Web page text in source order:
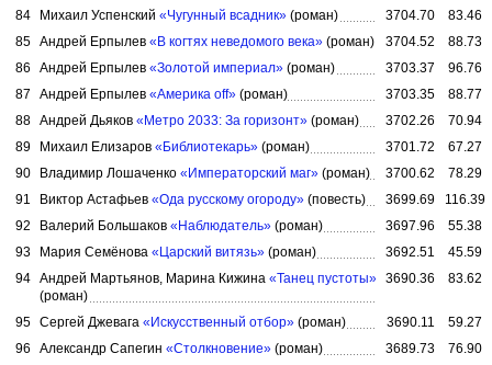
84
Михаил Успенский «Чугунный всадник» (роман) 3704.70
83.46
85 Андрей Ерпылев «В когтях неведомого века» (роман) 3704.52
88.73
86
Андрей Ерпылев «Золотой империал» (роман) 3703.37
96.76
87
Андрей Ерпылев «Америка off» (роман) 3703.35
88.77
88 Андрей Дьяков «Метро 2033: За горизонт» (роман) 3702.26
70.94
89
Михаил Елизаров «Библиотекарь» (роман) 3701.72
67.27
90
Владимир Лошаченко «Императорский маг» (роман) 3700.62
78.29
91
Виктор Астафьев «Ода русскому огороду» (повесть) 3699.69
116.39
92
Валерий Большаков «Наблюдатель» (роман) 3697.96
55.38
93
Мария Семёнова «Царский витязь» (роман) 3692.51
45.59
94 Андрей Мартьянов, Марина Кижина «Танец пустоты»
(роман)
3690.36 83.62
95 Сергей Джевага «Искусственный отбор» (роман) 3690.11
59.27
96
Александр Сапегин «Столкновение» (роман) 3689.73
76.90